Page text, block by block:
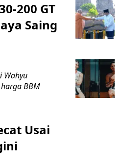
200 GT
Saing
Wahyu
BBM
Usai